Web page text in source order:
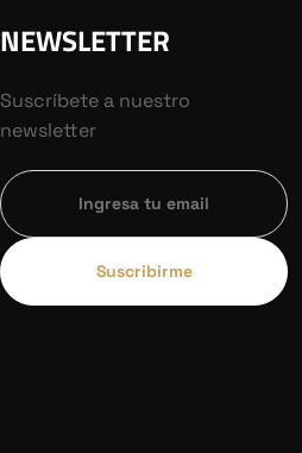
NEWSLETTER
Suscríbete a nuestro
newsletter
Suscribirme